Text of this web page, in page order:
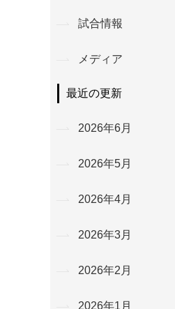
試合情報
メディア
最近の更新
2026年6月
2026年5月
2026年4月
2026年3月
2026年2月
2026年1月